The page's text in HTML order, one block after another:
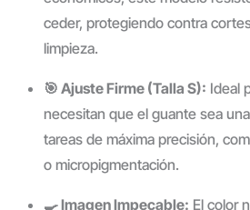
ceder, protegiendo contra
limpieza.
🎯 Ajuste Firme (Talla S): Ideal
necesitan que el guante sea
tareas de máxima precisión,
o micropigmentación.
🍳 Imagen Impecable: El color